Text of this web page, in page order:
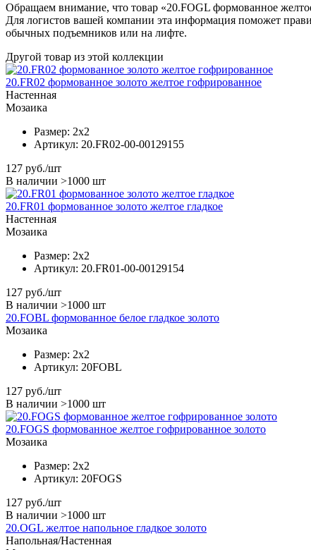
Обращаем внимание, что товар «20.FOGL формованное
Для логистов вашей компании эта информация поможет
обычных подъемников или на лифте.
Другой товар из этой коллекции
20.FR02 формованное золото желтое гофрированное
Настенная
Мозаика
Размер: 2x2
Артикул: 20.FR02-00-00129155
127 руб./шт
В наличии >1000 шт
20.FR01 формованное золото желтое гладкое
Настенная
Мозаика
Размер: 2x2
Артикул: 20.FR01-00-00129154
127 руб./шт
В наличии >1000 шт
20.FOBL формованное белое гладкое золото
Мозаика
Размер: 2x2
Артикул: 20FOBL
127 руб./шт
В наличии >1000 шт
20.FOGS формованное желтое гофрированное золото
Мозаика
Размер: 2x2
Артикул: 20FOGS
127 руб./шт
В наличии >1000 шт
20.OGL желтое напольное гладкое золото
Напольная/Настенная